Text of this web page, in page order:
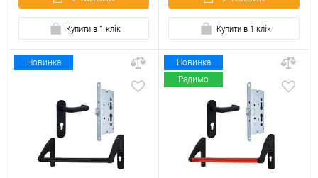
Купити в 1 клік Купити в 1 клік
Новинка
Новинка
Радимо